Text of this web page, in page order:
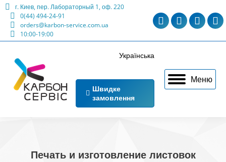
г. Киев, пер. Лабораторный 1, оф. 220
0(44) 494-24-91
orders@karbon-service.com.ua
10:00-19:00
Telegram
in
new
Viber
in
new
in
new
Меню
Українська
Швидке
замовлення
Печать и изготовление листовок